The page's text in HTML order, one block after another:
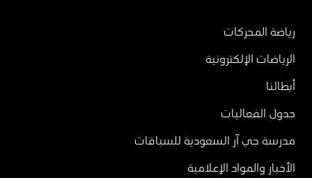
رياضة المحركات
الرياضات الإلكترونية
أبطالنا
جدول الفعاليات
مدرسة جي آر السعودية للسباقات
الأخبار والمواد الإعلامية